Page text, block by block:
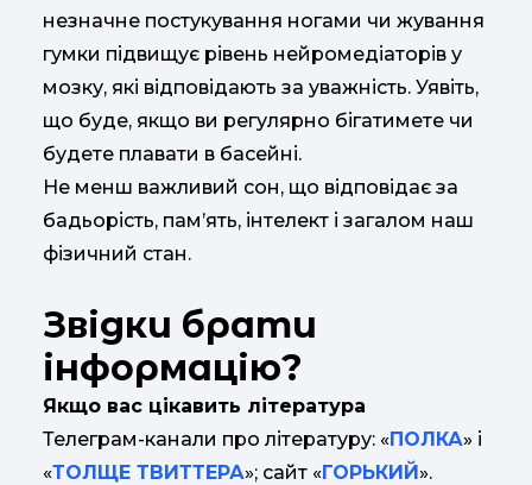
незначне постукування ногами чи жування
гумки підвищує рівень нейромедіаторів у
мозку, які відповідають за уважність. Уявіть,
що буде, якщо ви регулярно бігатимете чи
будете плавати в басейні.
Не менш важливий сон, що відповідає за
бадьорість, пам’ять, інтелект і загалом наш
фізичний стан.
Звідки брати
інформацію?
Якщо вас цікавить література
Телеграм-канали про літературу: «ПОЛКА» і
«ТОЛЩЕ ТВИТТЕРА»; сайт «ГОРЬКИЙ».